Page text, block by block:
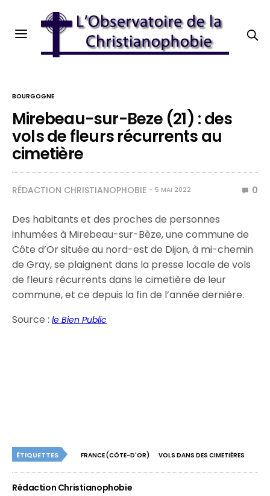
BOURGOGNE
Mirebeau-sur-Beze (21) : des
vols de fleurs récurrents au
cimetière
RÉDACTION CHRISTIANOPHOBIE 5 MAI 2022 0
Des habitants et des proches de personnes
inhumées à Mirebeau-sur-Bèze, une commune de
Côte d’Or située au nord-est de Dijon, à mi-chemin
de Gray, se plaignent dans la presse locale de vols
de fleurs récurrents dans le cimetière de leur
commune, et ce depuis la fin de l’année dernière.
Source :le Bien Public
ÉTIQUETTES FRANCE (CÔTE-D'OR) VOLS DANS DES CIMETIÈRES
Rédaction Christianophobie